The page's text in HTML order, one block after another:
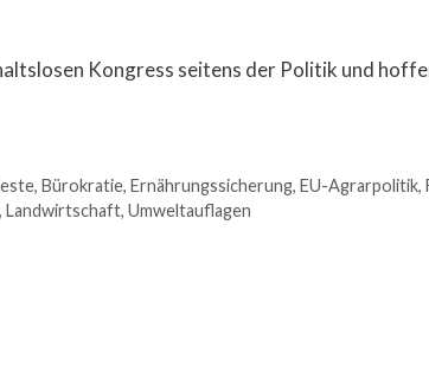
Kongress seitens der Politik und
, Bürokratie, Ernährungssicherung, EU-Agrarpolitik,
, Landwirtschaft, Umweltauflagen